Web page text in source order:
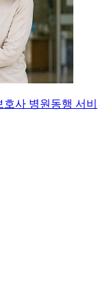
사 병원동행 서비